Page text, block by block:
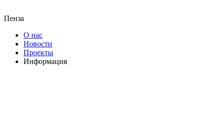
Пенза
О нас
Новости
Проекты
Информация